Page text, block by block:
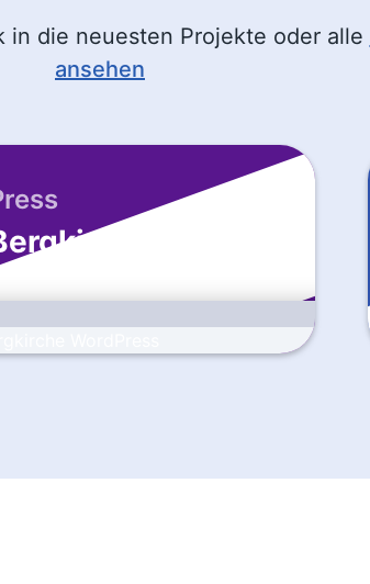
in die neuesten Projekte oder alle
ansehen